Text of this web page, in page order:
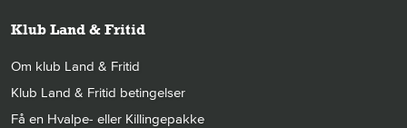
Klub Land & Fritid
Om klub Land & Fritid
Klub Land & Fritid betingelser
Få en Hvalpe- eller Killingepakke